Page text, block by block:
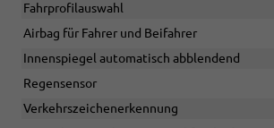
Fahrprofilauswahl
Airbag für Fahrer und Beifahrer
Innenspiegel automatisch abblendend
Regensensor
Verkehrszeichenerkennung